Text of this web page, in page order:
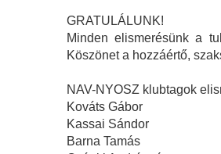
GRATULÁLUNK!
Minden elismerésünk a
Köszönet a hozzáértő,
NAV-NYOSZ klubtagok
Kováts Gábor
Kassai Sándor
Barna Tamás